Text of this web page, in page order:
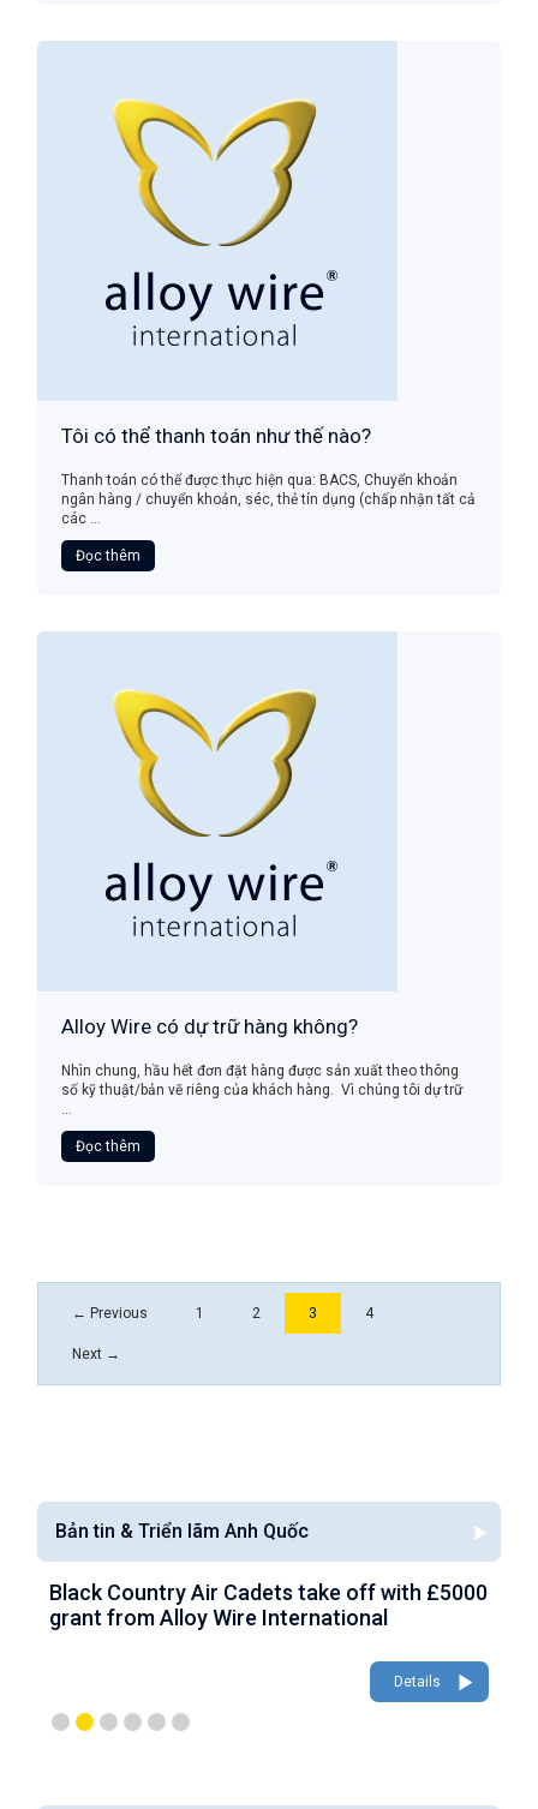
Tôi có thể thanh toán như thế nào?
Thanh toán có thể được thực hiện qua: BACS, Chuyển khoản
ngân hàng / chuyển khoản, séc, thẻ tín dụng (chấp nhận tất cả
các ...
Đọc thêm
Alloy Wire có dự trữ hàng không?
Nhìn chung, hầu hết đơn đặt hàng được sản xuất theo thông
số kỹ thuật/bản vẽ riêng của khách hàng. Vì chúng tôi dự trữ
...
Đọc thêm
← Previous 1 2 3 4
Next →
Bản tin & Triển lãm Anh Quốc
£5000
AWI look to capitalise on £150,000
aerospace growth with Farnborough
Details